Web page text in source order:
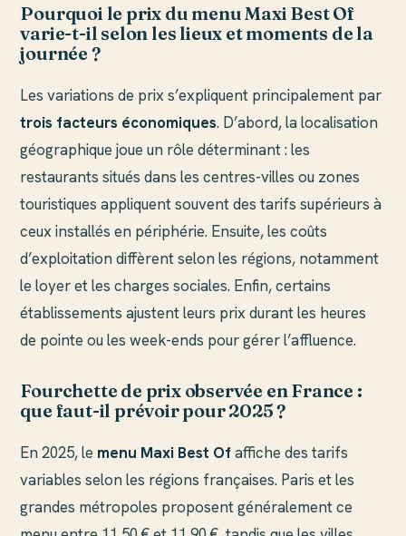
Pourquoi le prix du menu Maxi Best Of
varie-t-il selon les lieux et moments de la
journée ?
Les variations de prix s’expliquent principalement par
trois facteurs économiques. D’abord, la localisation
géographique joue un rôle déterminant : les
restaurants situés dans les centres-villes ou zones
touristiques appliquent souvent des tarifs supérieurs à
ceux installés en périphérie. Ensuite, les coûts
d’exploitation diffèrent selon les régions, notamment
le loyer et les charges sociales. Enfin, certains
établissements ajustent leurs prix durant les heures
de pointe ou les week-ends pour gérer l’affluence.
Fourchette de prix observée en France :
que faut-il prévoir pour 2025 ?
En 2025, le menu Maxi Best Ofaffiche des tarifs
variables selon les régions françaises. Paris et les
grandes métropoles proposent généralement ce